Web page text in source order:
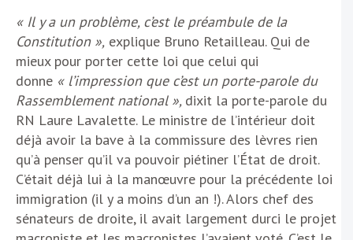
« Il y a un problème, c’est le préambule de la
Constitution », explique Bruno Retailleau. Qui de
mieux pour porter cette loi que celui qui
donne « l’impression que c’est un porte-parole du
Rassemblement national », dixit la porte-parole du
RN Laure Lavalette. Le ministre de l’intérieur doit
déjà avoir la bave à la commissure des lèvres rien
qu’à penser qu’il va pouvoir piétiner l’État de droit.
C’était déjà lui à la manœuvre pour la précédente loi
immigration (il y a moins d’un an !). Alors chef des
sénateurs de droite, il avait largement durci le projet